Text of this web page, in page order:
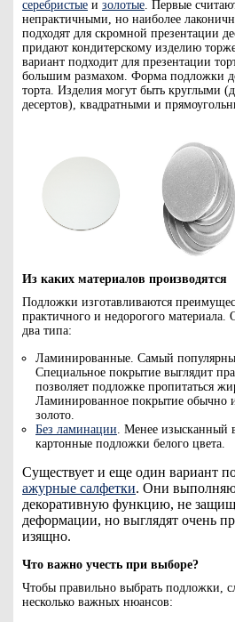
серебристые и золотые. Первые
непрактичными, но наиболее
подходят для скромной презентации
придают кондитерскому изделию
вариант подходит для презентации
большим размахом. Форма подложки
торта. Изделия могут быть круглыми
десертов), квадратными и
Из каких материалов производятся
Подложки изготавливаются
практичного и недорогого
два типа:
Ламинированные. Самый
Специальное покрытие выглядит
позволяет подложке пропитаться
Ламинированное покрытие обычно
золото.
Без ламинации. Менее изысканный
картонные подложки белого цвета.
Существует и еще один вариант
ажурные салфетки. Они
декоративную функцию, не
деформации, но выглядят очень
изящно.
Что важно учесть при выборе?
Чтобы правильно выбрать подложки,
несколько важных нюансов: